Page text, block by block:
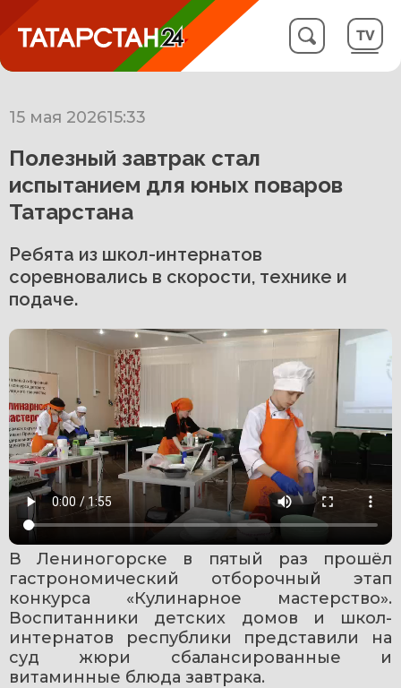
15 мая 202615:33
Полезный завтрак стал
испытанием для юных поваров
Татарстана
Ребята из школ-интернатов
соревновались в скорости, технике и
подаче.
В Лениногорске в пятый раз прошёл
гастрономический отборочный этап
конкурса «Кулинарное мастерство».
Воспитанники детских домов и школ-
интернатов республики представили на
суд жюри сбалансированные и
витаминные блюда завтрака.